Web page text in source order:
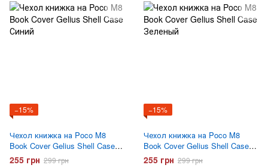
−15%
Чехол книжка на Poco M8
Book Cover Gelius Shell Case
Синий
255 грн 299 грн
−15%
Чехол книжка на Poco M8
Book Cover Gelius Shell Case
Зеленый
255 грн 299 грн